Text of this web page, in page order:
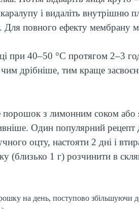
і видаліть внутрішню
Для повного ефекту мембрану
при 40–50 °C протягом 2–3
дрібніше, тим краще
порошок з лимонним соком
Один популярний рецепт
оцту, настояти 2 дні і
(близько 1 г) розчинити в
на день, поступово збільшуючи